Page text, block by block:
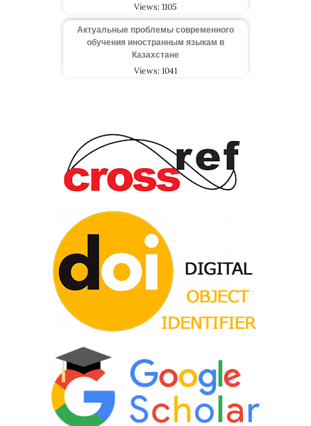
Views: 1105
Актуальные проблемы современного
обучения иностранным языкам в
Казахстане
Views: 1041